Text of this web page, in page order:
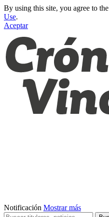
By using this site, you agree to the
Use.
Aceptar
Notificación Mostrar más